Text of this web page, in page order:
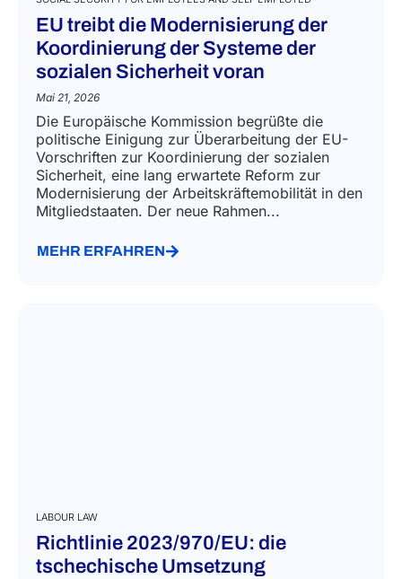
EU treibt die Modernisierung der
Koordinierung der Systeme der
sozialen Sicherheit voran
Mai 21, 2026
Die Europäische Kommission begrüßte die
politische Einigung zur Überarbeitung der EU-
Vorschriften zur Koordinierung der sozialen
Sicherheit, eine lang erwartete Reform zur
Modernisierung der Arbeitskräftemobilität in den
Mitgliedstaaten. Der neue Rahmen...
MEHR ERFAHREN
LABOUR LAW
Richtlinie 2023/970/EU: die
tschechische Umsetzung